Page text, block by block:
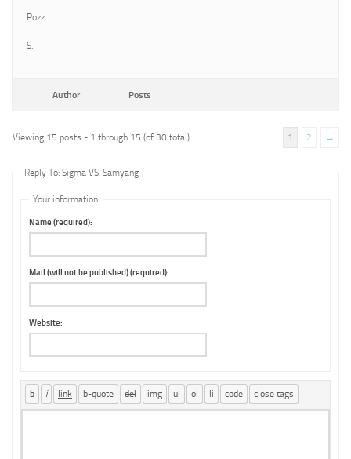
Pozz
S.
Author Posts
Viewing 15 posts - 1 through 15 (of 30 total) 1 2 →
Reply To: Sigma VS. Samyang
Your information:
Name (required):
Mail (will not be published) (required):
Website: